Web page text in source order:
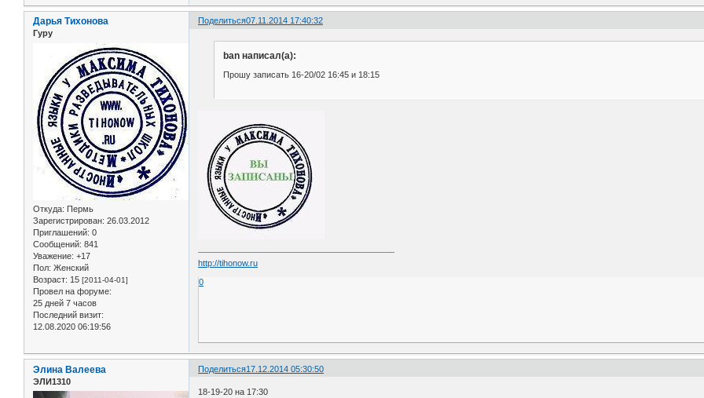
Поделиться07.11.2014 17:40:32
Дарья Тихонова
Гуру
Откуда: Пермь
Зарегистрирован: 26.03.2012
Приглашений: 0
Сообщений: 841
Уважение: +17
Пол: Женский
Возраст: 15 [2011-04-01]
Провел на форуме:
25 дней 7 часов
Последний визит:
12.08.2020 06:19:56
ban написал(а):
Прошу записать 16-20/02 16:45 и 18:15
http://tihonow.ru
0
Поделиться17.12.2014 05:30:50
Элина Валеева
ЭЛИ1310
18-19-20 на 17:30